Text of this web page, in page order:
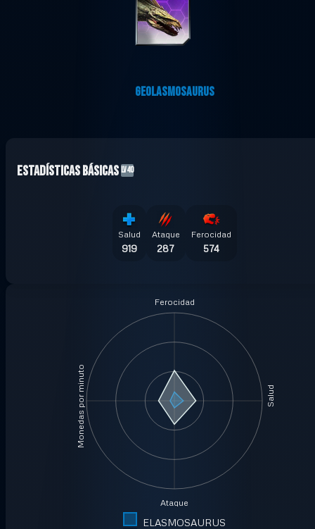
GEOLASMOSAURUS
Estadísticas Básicas LV40
Salud
919
Ataque
287
Ferocidad
574
Ferocidad
Salud
Ataque
Monedas por minuto
ELASMOSAURUS